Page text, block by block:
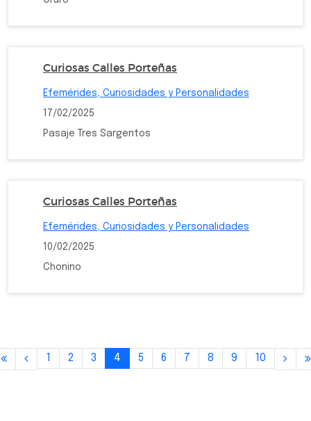
Curiosas Calles Porteñas
Efemérides, Curiosidades y Personalidades
17/02/2025
Pasaje Tres Sargentos
Curiosas Calles Porteñas
Efemérides, Curiosidades y Personalidades
10/02/2025
Chonino
1 2 3 4 5 6 7 8 9 10